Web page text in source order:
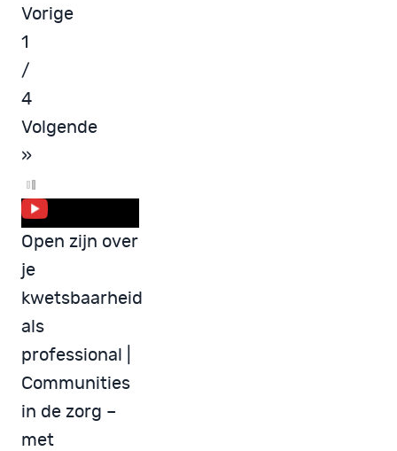
Vorige
1
/
4
Volgende
»
Open zijn over
je
kwetsbaarheid
als
professional |
Communities
in de zorg –
met